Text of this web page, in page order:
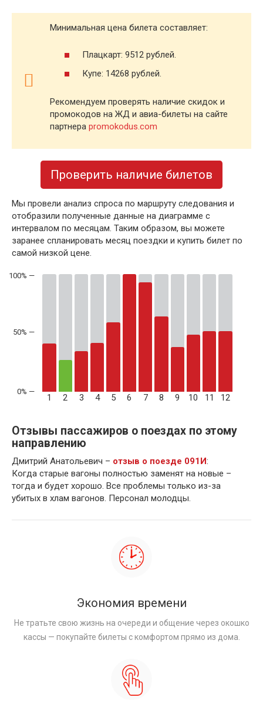
Минимальная цена билета составляет:
Плацкарт: 9512 рублей.
Купе: 14268 рублей.
Рекомендуем проверять наличие скидок и
промокодов на ЖД и авиа-билеты на сайте
партнера promokodus.com
Проверить наличие билетов
Мы провели анализ спроса по маршруту следования и
отобразили полученные данные на диаграмме с
интервалом по месяцам. Таким образом, вы можете
заранее спланировать месяц поездки и купить билет по
самой низкой цене.
50% —
1 2 3 4 5 6 7 8 9 10 11 12
Отзывы пассажиров о поездах по этому
направлению
Дмитрий Анатольевич – отзыв о поезде 091И:
Когда старые вагоны полностью заменят на новые –
тогда и будет хорошо. Все проблемы только из-за
убитых в хлам вагонов. Персонал молодцы.
Экономия времени
Не тратьте свою жизнь на очереди и общение через окошко
кассы — покупайте билеты с комфортом прямо из дома.